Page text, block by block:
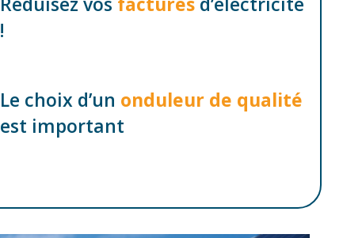
!
Le choix d’un onduleur de qualité
est important